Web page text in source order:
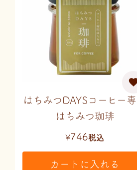
はちみつDAYSコーヒー
はちみつ珈琲
¥746税込
カートに入れる